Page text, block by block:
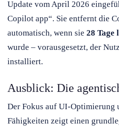
Update vom April 2026
Copilot app“. Sie entfernt die
automatisch, wenn sie 28 Tage
wurde – vorausgesetzt, der
installiert.
Ausblick: Die
Der Fokus auf UI-Optimierung
Fähigkeiten zeigt einen